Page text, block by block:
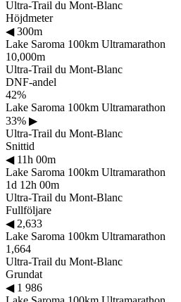
Ultra-Trail du Mont-Blanc
Höjdmeter
◀300m
Lake Saroma 100km Ultramarathon
10,000m
Ultra-Trail du Mont-Blanc
DNF-andel
42%
Lake Saroma 100km Ultramarathon
33% ▶
Ultra-Trail du Mont-Blanc
Snittid
◀11h 00m
Lake Saroma 100km Ultramarathon
1d 12h 00m
Ultra-Trail du Mont-Blanc
Fullföljare
◀2,633
Lake Saroma 100km Ultramarathon
1,664
Ultra-Trail du Mont-Blanc
Grundat
◀1 986